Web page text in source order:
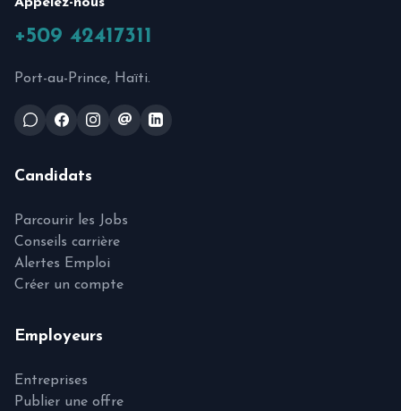
+509 42417311
Port-au-Prince, Haïti.
@
Candidats
Parcourir les Jobs
Conseils carrière
Alertes Emploi
Créer un compte
Employeurs
Entreprises
Publier une offre